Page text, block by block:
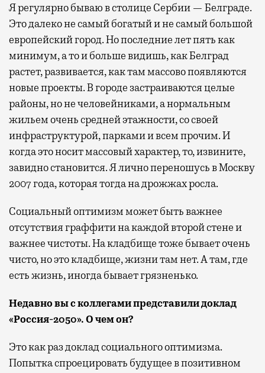
Я регулярно бываю в столице Сербии — Белграде.
Это далеко не самый богатый и не самый большой
европейский город. Но последние лет пять как
минимум, а то и больше видишь, как Белград
растет, развивается, как там массово появляются
новые проекты. В городе застраиваются целые
районы, но не человейниками, а нормальным
жильем очень средней этажности, со своей
инфраструктурой, парками и всем прочим. И
когда это носит массовый характер, то, извините,
завидно становится. Я лично переношусь в Москву
2007 года, которая тогда на дрожжах росла.
Социальный оптимизм может быть важнее
отсутствия граффити на каждой второй стене и
важнее чистоты. На кладбище тоже бывает очень
чисто, но это кладбище, жизни там нет. А там, где
есть жизнь, иногда бывает грязненько.
Недавно вы с коллегами представили доклад
«Россия-2050». О чем он?
Это как раз доклад социального оптимизма.
Попытка спроецировать будущее в позитивном